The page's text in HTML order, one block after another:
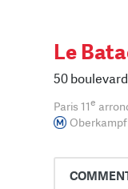
Le
50
Paris 11e
Oberkampf